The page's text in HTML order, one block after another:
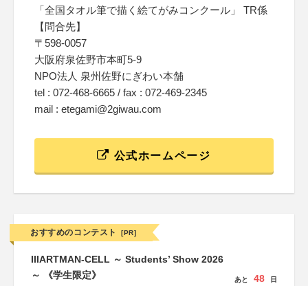
「全国タオル筆で描く絵てがみコンクール」 TR係
【問合先】
〒598-0057
大阪府泉佐野市本町5-9
NPO法人 泉州佐野にぎわい本舗
tel : 072-468-6665 / fax : 072-469-2345
mail : etegami@2giwau.com
公式ホームページ
おすすめのコンテスト [PR]
IIIARTMAN-CELL ～ Students’ Show 2026
～ 《学生限定》
あと 48 日